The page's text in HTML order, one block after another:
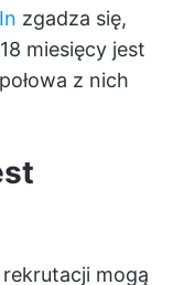
zgadza się,
miesięcy jest
z nich
mogą